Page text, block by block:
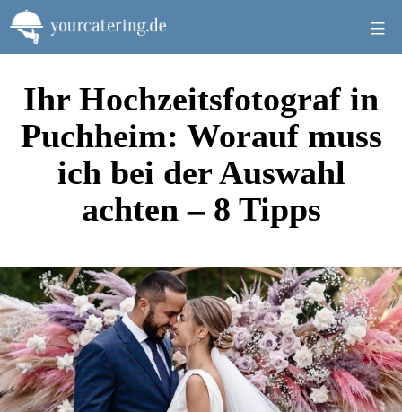
Zum
Inhalt
springen
Ihr Hochzeitsfotograf in
Puchheim: Worauf muss
ich bei der Auswahl
achten – 8 Tipps